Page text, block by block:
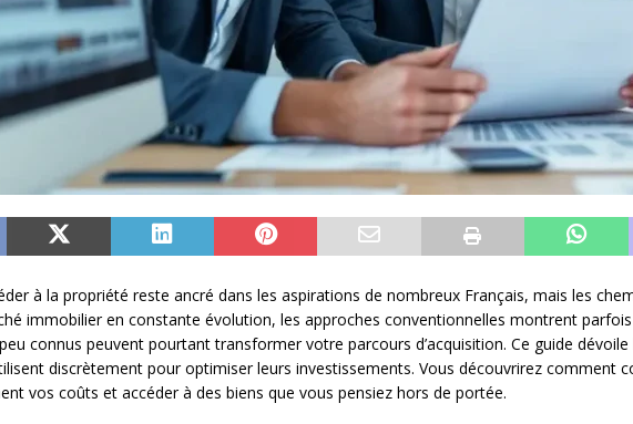
à la propriété reste ancré dans les aspirations de nombreux Français, mais les
immobilier en constante évolution, les approches conventionnelles montrent
connus peuvent pourtant transformer votre parcours d’acquisition. Ce guide
discrètement pour optimiser leurs investissements. Vous découvrirez comment
vos coûts et accéder à des biens que vous pensiez hors de portée.